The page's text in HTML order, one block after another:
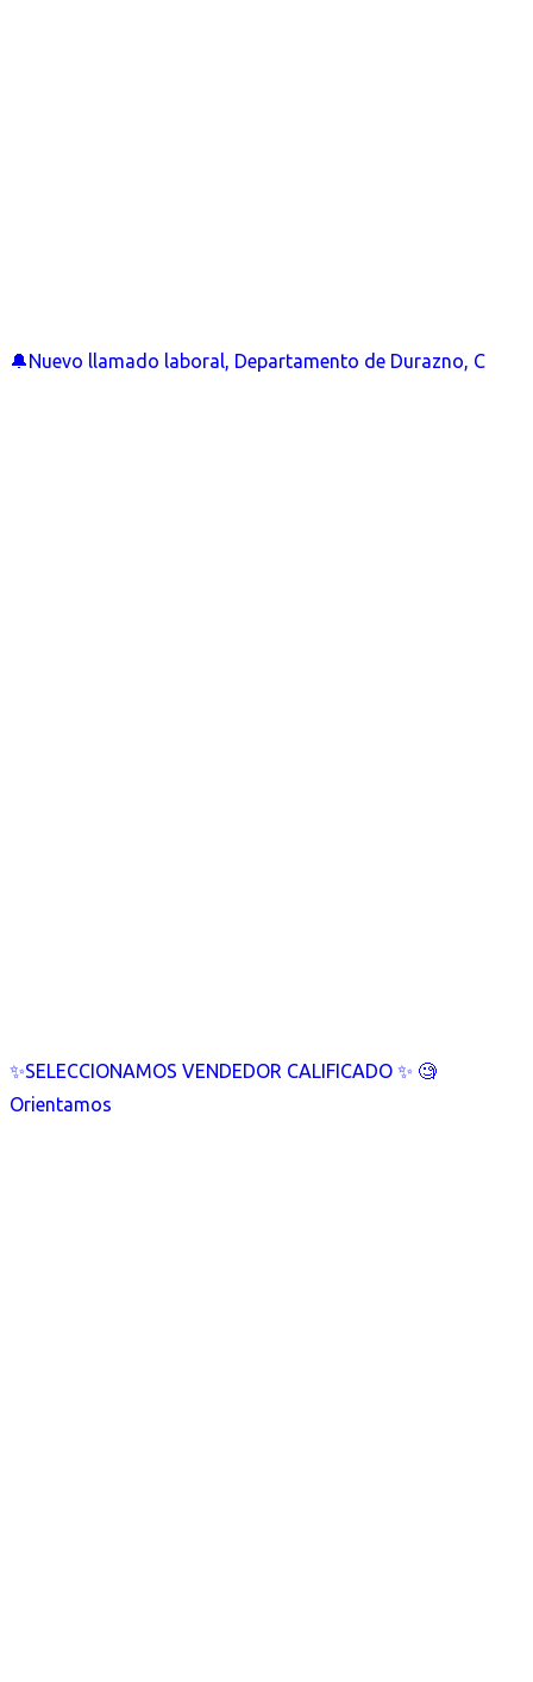
🔔Nuevo llamado laboral, Departamento de Durazno, C
✨SELECCIONAMOS VENDEDOR CALIFICADO ✨ 🧐
Orientamos